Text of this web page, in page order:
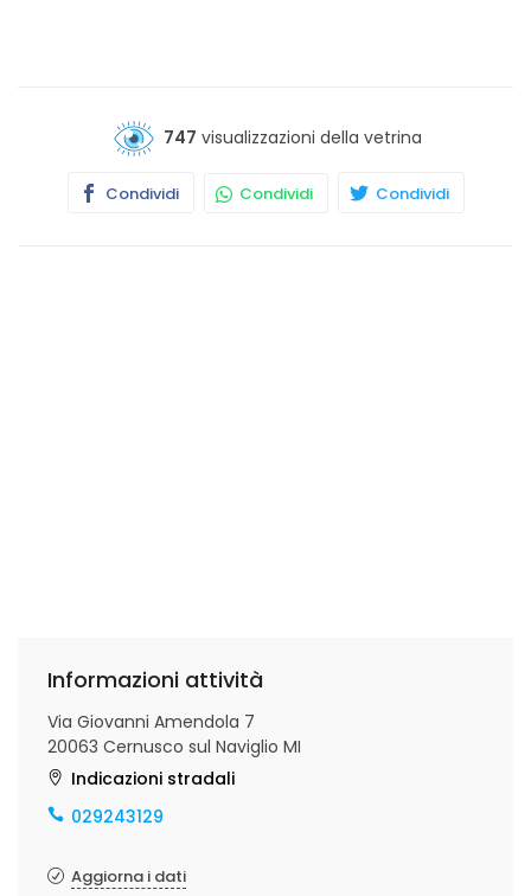
747 visualizzazioni della vetrina
Condividi Condividi Condividi
Informazioni attività
Via Giovanni Amendola 7
20063 Cernusco sul Naviglio MI
Indicazioni stradali
029243129
Aggiorna i dati